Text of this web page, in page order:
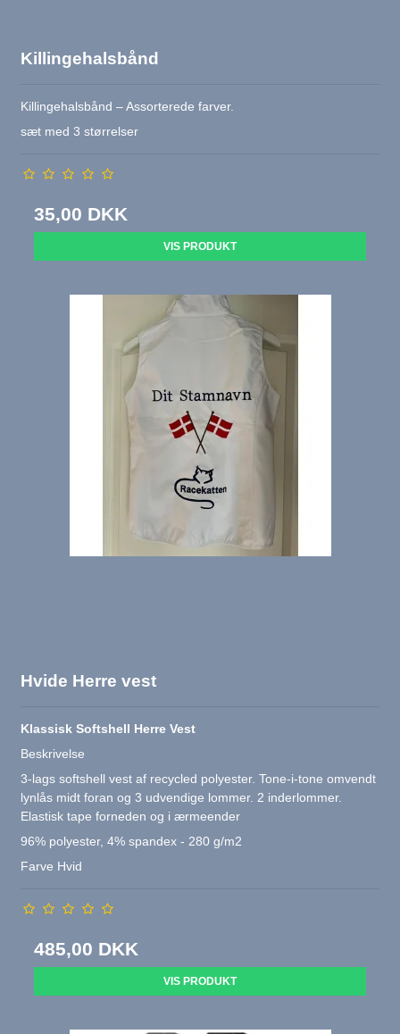
Killingehalsbånd
Killingehalsbånd – Assorterede farver.
sæt med 3 størrelser
35,00 DKK
VIS PRODUKT
Hvide Herre vest
Klassisk Softshell Herre Vest
Beskrivelse
3-lags softshell vest af recycled polyester. Tone-i-tone omvendt
lynlås midt foran og 3 udvendige lommer. 2 inderlommer.
Elastisk tape forneden og i ærmeender
96% polyester, 4% spandex - 280 g/m2
Farve Hvid
485,00 DKK
VIS PRODUKT